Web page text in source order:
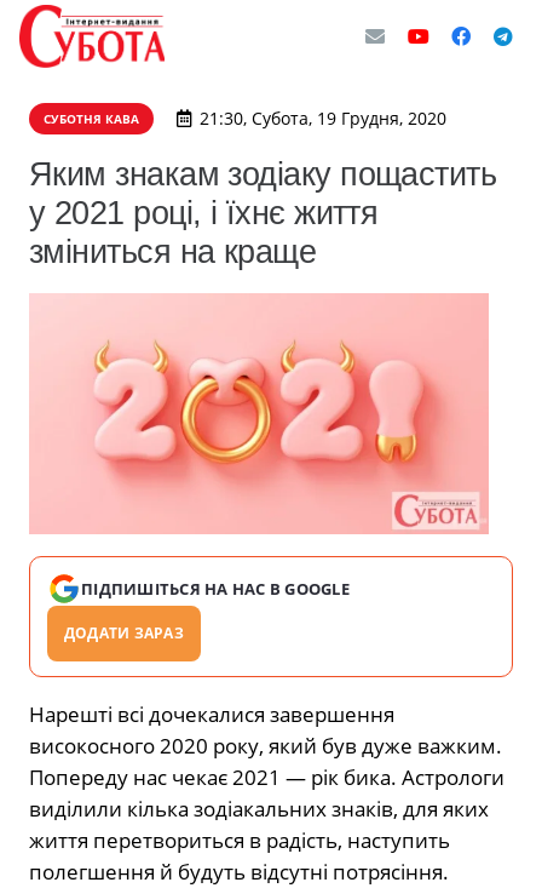
СУБОТНЯ КАВА 21:30, Субота, 19 Грудня, 2020
Яким знакам зодіаку пощастить
у 2021 році, і їхнє життя
зміниться на краще
ПІДПИШІТЬСЯ НА НАС В GOOGLE
ДОДАТИ ЗАРАЗ
Нарешті всі дочекалися завершення
високосного 2020 року, який був дуже важким.
Попереду нас чекає 2021 — рік бика. Астрологи
виділили кілька зодіакальних знаків, для яких
життя перетвориться в радість, наступить
полегшення й будуть відсутні потрясіння.